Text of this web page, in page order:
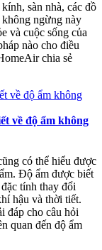
sàn nhà, các đồ
ngừng này
và cuộc sống của
nào cho điều
chia sẻ
về độ ẩm không
có thể hiểu được
Độ ẩm được biết
tính thay đổi
hậu và thời tiết.
đáp cho câu hỏi
quan đến độ ẩm